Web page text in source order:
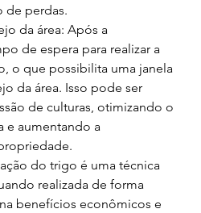
de perdas.
da área: Após a
de espera para realizar a
o que possibilita uma janela
da área. Isso pode ser
de culturas, otimizando o
e aumentando a
do trigo é uma técnica
realizada de forma
benefícios econômicos e